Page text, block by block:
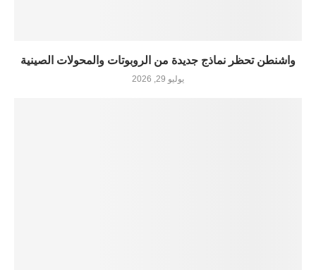
واشنطن تحظر نماذج جديدة من الروبوتات والمحولات الصينية
يوليو 29, 2026